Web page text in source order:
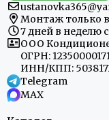
Монтаж только
7 дней в неделю
ООО
ОГРН:
ИНН/КПП:
Telegram
MAX